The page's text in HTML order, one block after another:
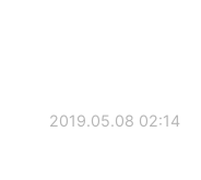
2019.05.08 02:14